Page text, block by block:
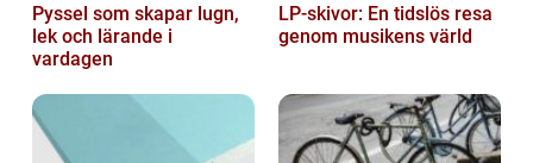
Pyssel som skapar lugn,
lek och lärande i
vardagen
LP-skivor: En tidslös resa
genom musikens värld